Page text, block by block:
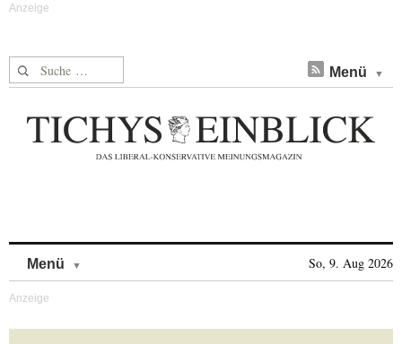
Suche nach: Menü
Menü So, 9. Aug 2026